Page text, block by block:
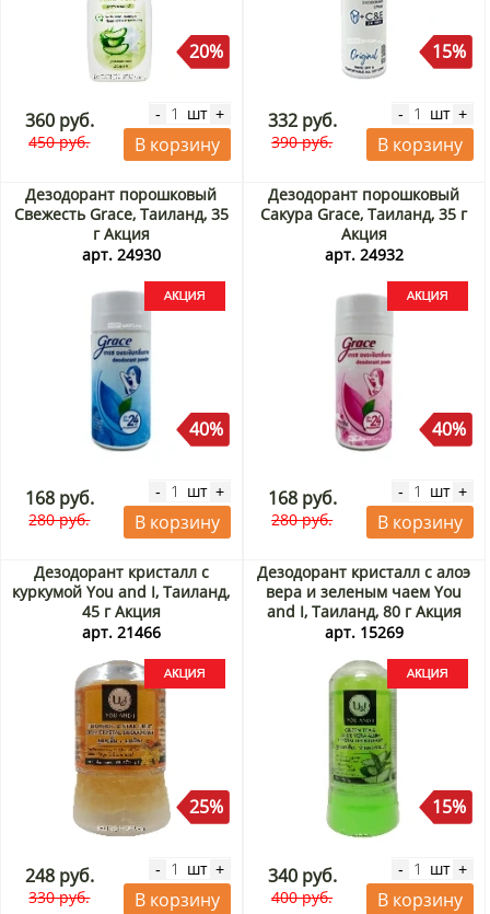
20%
360 руб.
450 руб.
- шт +
В корзину
15%
332 руб.
390 руб.
- шт +
В корзину
Дезодорант порошковый
Свежесть Grace, Таиланд, 35
г Акция
арт. 24930
40%
168 руб.
280 руб.
- шт +
В корзину
Дезодорант порошковый
Сакура Grace, Таиланд, 35 г
Акция
арт. 24932
40%
168 руб.
280 руб.
- шт +
В корзину
Дезодорант кристалл с
куркумой You and I, Таиланд,
45 г Акция
арт. 21466
25%
248 руб.
330 руб.
- шт +
В корзину
Дезодорант кристалл с алоэ
вера и зеленым чаем You
and I, Таиланд, 80 г Акция
арт. 15269
15%
340 руб.
400 руб.
- шт +
В корзину